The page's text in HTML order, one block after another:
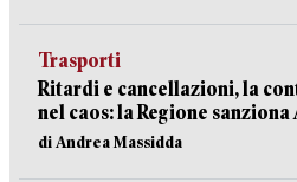
Trasporti
Ritardi e cancellazioni, la
nel caos: la Regione
di Andrea Massidda